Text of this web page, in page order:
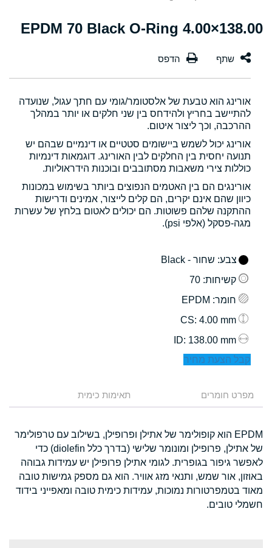
138.00×4.00 EPDM 70 Black O-Ring
אורינג הוא טבעת של אלסטומר/גומי עם חתך עגול, שנועדה
להתיישב בחריץ ולהידחס בין שני חלקים או יותר במהלך
ההרכבה, וכך ליצור איטום.
אורינג יכול לשמש ביישומים סטטיים או דינמיים שבהם יש
תנועה יחסית בין החלקים לבין האורינג. דוגמאות דינמיות
כוללות צירי משאבות מסתובבים ובוכנות הידראוליות.
אורינגים הם בין האטמים הנפוצים ביותר בשימוש במכונות
כיוון שהם אינם יקרים, הם קלים לייצור, אמינים ודרישות
ההתקנה שלהם פשוטות. הם יכולים לאטום בלחץ של עשרות
מגה-פסקל (אלפי psi).
צבע: שחור - Black
קשיחות: 70
חומר: EPDM
: 4.00 mm
: 138.00 mm
קבל הצעת מחיר
מפרט חומרים תאימות כימית
EPDM הוא קופולימר של אתילן ופרופילן, בשילוב עם טרפולימר
של אתילן, פרופילן ומונומר שלישי (בדרך כלל diolefin) כדי
לאפשר גיפור בגופרית. לגומי אתילן פרופילן יש עמידות גבוהה
באוזון, אור שמש, ותנאי מזג אוויר. הוא גם מספק גמישות טובה
מאוד בטמפרטורות נמוכות, עמידות כימית טובה ומאפייני בידוד
חשמלי טובים.